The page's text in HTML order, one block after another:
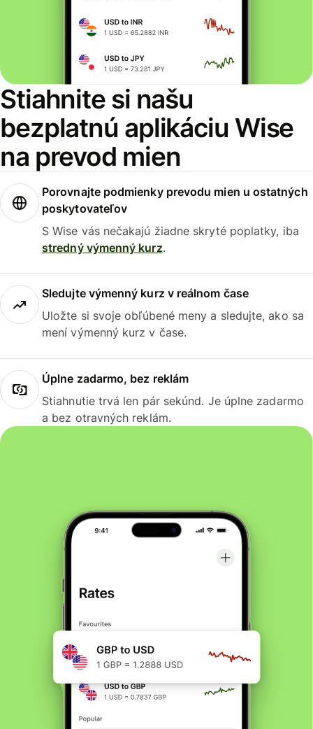
Stiahnite si našu
bezplatnú aplikáciu Wise
na prevod mien
Porovnajte podmienky prevodu mien u ostatných
poskytovateľov
S Wise vás nečakajú žiadne skryté poplatky, iba
stredný výmenný kurz.
Sledujte výmenný kurz v reálnom čase
Uložte si svoje obľúbené meny a sledujte, ako sa
mení výmenný kurz v čase.
Úplne zadarmo, bez reklám
Stiahnutie trvá len pár sekúnd. Je úplne zadarmo
a bez otravných reklám.